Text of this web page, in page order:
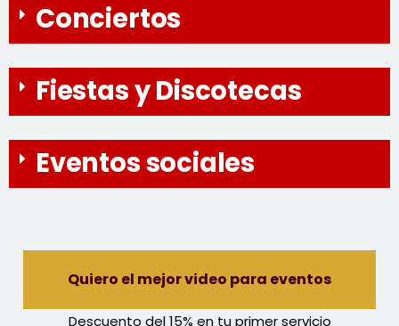
Conciertos
Fiestas y Discotecas
Eventos sociales
Quiero el mejor video para eventos
Descuento del 15% en tu primer servicio